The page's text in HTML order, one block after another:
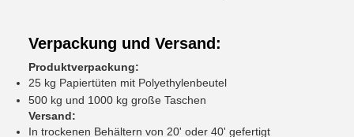
Verpackung und Versand:
Produktverpackung:
25 kg Papiertüten mit Polyethylenbeutel
500 kg und 1000 kg große Taschen
Versand:
In trockenen Behältern von 20' oder 40' gefertigt